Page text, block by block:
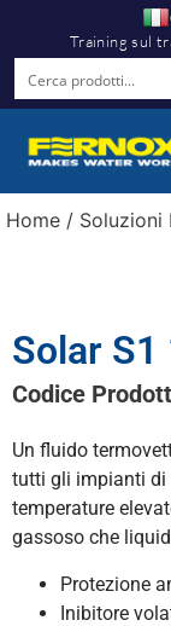
Training sul
Home/ Soluzioni
Solar
Codice
Un fluido
tutti gli impianti di
temperature
gassoso che
Protezione
Inibitore